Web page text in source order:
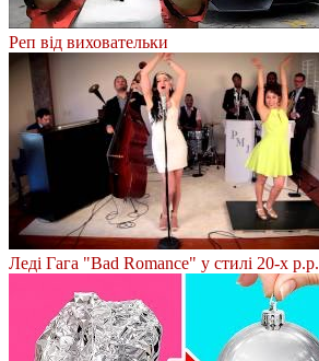
Реп від виховательки
Леді Гага "Bad Romance" у стилі 20-х р.р.